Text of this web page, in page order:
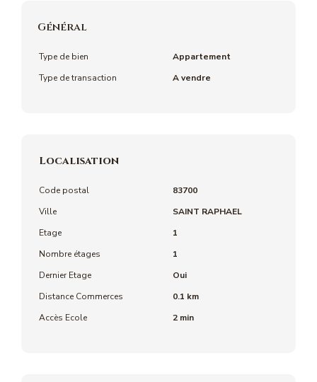
Général
Type de bien
Appartement
Type de transaction
A vendre
Localisation
Code postal
83700
Ville
SAINT RAPHAEL
Etage
1
Nombre étages
1
Dernier Etage
Oui
Distance Commerces
0.1 km
Accès Ecole
2 min